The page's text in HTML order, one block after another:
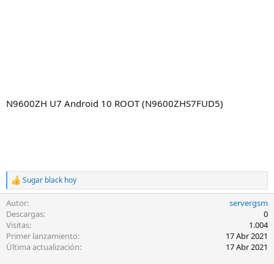
N9600ZH U7 Android 10 ROOT (N9600ZHS7FUD5)
R
e
a
c
c
i
o
n
Sugar black hoy
Autor
servergsm
Descargas
0
Visitas
1.004
Primer lanzamiento
17 Abr 2021
Última actualización
17 Abr 2021